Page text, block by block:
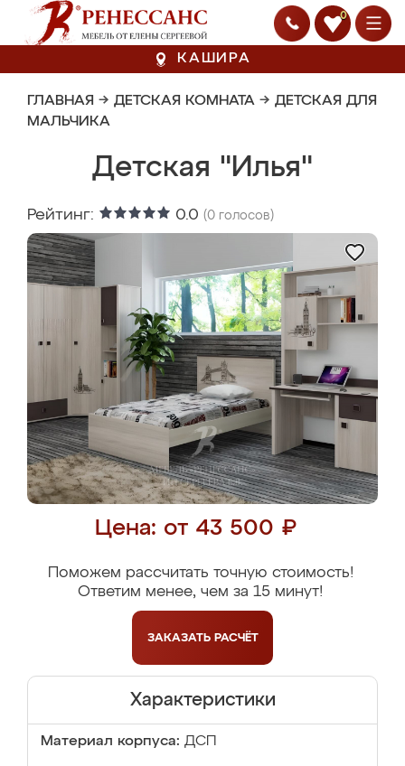
0
КАШИРА
ГЛАВНАЯ → ДЕТСКАЯ КОМНАТА → ДЕТСКАЯ ДЛЯ
МАЛЬЧИКА
Детская "Илья"
Рейтинг: 0.0 (0 голосов)
Цена: от 43 500 ₽
Поможем рассчитать точную стоимость!
Ответим менее, чем за 15 минут!
ЗАКАЗАТЬ РАСЧЁТ
Характеристики
Материал корпуса: ДСП